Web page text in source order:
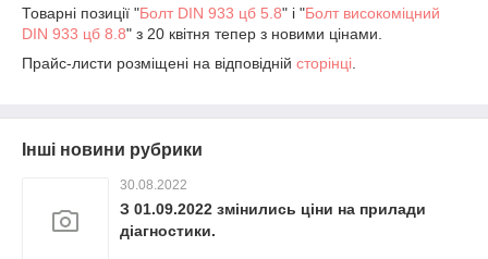
Товарні позиції "Болт DIN 933 цб 5.8" і "Болт високоміцний
DIN 933 цб 8.8" з 20 квітня тепер з новими цінами.
Прайс-листи розміщені на відповідній сторінці
Інші новини рубрики
30.08.2022
З 01.09.2022 змінились ціни на прилади
діагностики.